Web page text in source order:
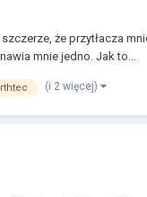
że przytłacza
mnie jedno. Jak to...
(i 2 więcej)